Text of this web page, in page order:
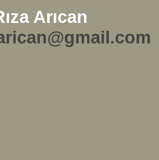
Arıcan